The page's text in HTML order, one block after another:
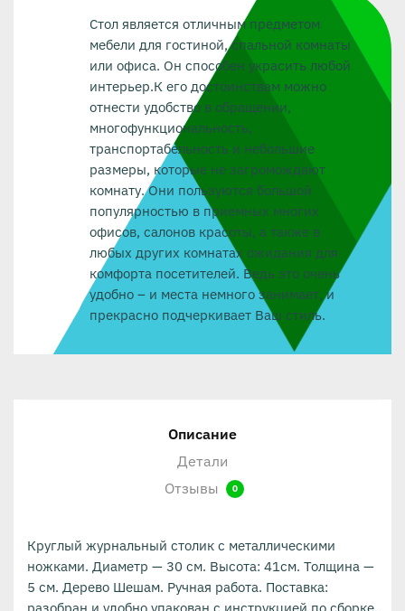
Стол является отличным предметом
мебели для гостиной, спальной комнаты
или офиса. Он способен украсить любой
интерьер.К его достоинствам можно
отнести удобство в обращении,
многофункциональность,
транспортабельность и небольшие
размеры, которые не загромождают
комнату. Они пользуются большой
популярностью в приемных многих
офисов, салонов красоты, а также в
любых других комнатах ожидания для
комфорта посетителей. Ведь это очень
удобно – и места немного занимает, и
прекрасно подчеркивает Ваш стиль.
Описание
Детали
Отзывы
0
Круглый журнальный столик с металлическими
ножками. Диаметр — 30 см. Высота: 41см. Толщина —
5 см. Дерево Шешам. Ручная работа. Поставка: